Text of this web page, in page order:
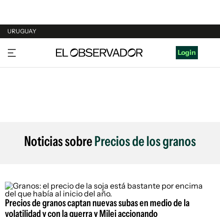
URUGUAY
URUGUAY
ARGENTINA
Login
Noticias sobrePrecios de los granos
Precios de granos captan nuevas subas en medio de la
volatilidad y con la guerra y Milei accionando